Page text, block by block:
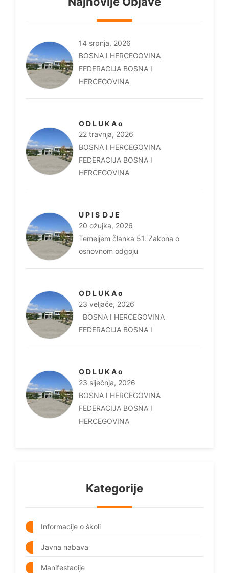
14 srpnja, 2026
BOSNA I HERCEGOVINA
FEDERACIJA BOSNA I
HERCEGOVINA
O D L U K A o
22 travnja, 2026
BOSNA I HERCEGOVINA
FEDERACIJA BOSNA I
HERCEGOVINA
U P I S D J E
20 ožujka, 2026
Temeljem članka 51. Zakona o
osnovnom odgoju
O D L U K A o
23 veljače, 2026
BOSNA I HERCEGOVINA
FEDERACIJA BOSNA I
O D L U K A o
23 siječnja, 2026
BOSNA I HERCEGOVINA
FEDERACIJA BOSNA I
HERCEGOVINA
Kategorije
Informacije o školi
Javna nabava
Manifestacije